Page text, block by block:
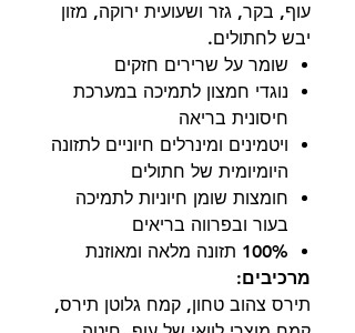
עוף, בקר, גזר ושעועית ירוקה, מזון
יבש לחתולים.
שומר על שרירים חזקים
נוגדי חמצון לתמיכה במערכת
חיסונית בריאה
ויטמינים ומינרלים חיוניים לתזונה
היומיומית של חתולים
חומצות שומן חיוניות לתמיכה
בעור ובפרווה בריאים
100% תזונה מלאה ומאוזנת
מרכיבים:
תירס צהוב טחון, קמח גלוטן תירס,